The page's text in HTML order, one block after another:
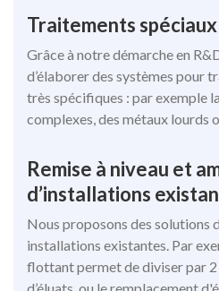
Traitements spéciaux
Grâce à notre démarche en
d’élaborer des systèmes pour
très spécifiques : par exemple
complexes, des métaux lourds
Remise à niveau et
d’installations
Nous proposons des solutions
installations existantes. Par
flottant permet de diviser par 2